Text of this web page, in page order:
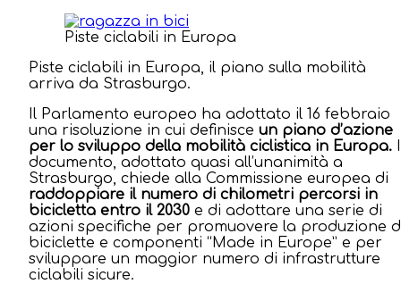
Piste ciclabili in Europa
Piste ciclabili in Europa, il piano sulla mobilità
arriva da Strasburgo.
Il Parlamento europeo ha adottato il 16 febbraio
una risoluzione in cui definisce un piano d’azione
per lo sviluppo della mobilità ciclistica in Europa.
documento, adottato quasi all’unanimità a
Strasburgo, chiede alla Commissione europea di
raddoppiare il numero di chilometri percorsi in
bicicletta entro il 2030 e di adottare una serie di
azioni specifiche per promuovere la produzione
biciclette e componenti “Made in Europe” e per
sviluppare un maggior numero di infrastrutture
ciclabili sicure.